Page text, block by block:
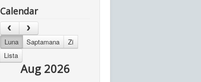
Calendar
Luna Saptamana
Zi
Lista
Aug 2026